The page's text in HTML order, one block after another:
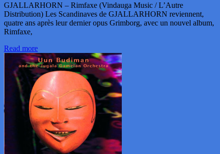
GJALLARHORN – Rimfaxe (Vindauga Music / L’Autre
Distribution) Les Scandinaves de GJALLARHORN reviennent,
quatre ans après leur dernier opus Grimborg, avec un nouvel album,
Rimfaxe,
Read more